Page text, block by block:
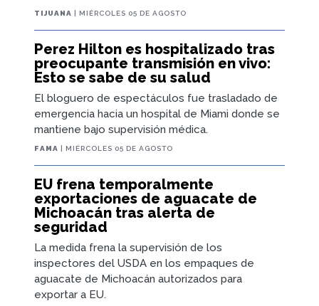
TIJUANA | MIÉRCOLES 05 DE AGOSTO
Perez Hilton es hospitalizado tras
preocupante transmisión en vivo:
Esto se sabe de su salud
El bloguero de espectáculos fue trasladado de
emergencia hacia un hospital de Miami donde se
mantiene bajo supervisión médica.
FAMA | MIÉRCOLES 05 DE AGOSTO
EU frena temporalmente
exportaciones de aguacate de
Michoacán tras alerta de
seguridad
La medida frena la supervisión de los
inspectores del USDA en los empaques de
aguacate de Michoacán autorizados para
exportar a EU.